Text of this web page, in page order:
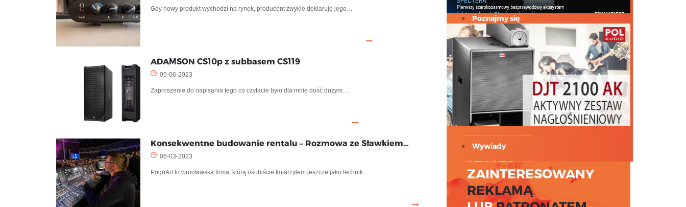
Poznajmy się
Profil
sennheiser
Światło
Testy
Wywiady
Gdy nowy produkt wychodzi na rynek, producent zwykle deklaruje jego…
ADAMSON CS10p z subbasem CS119
05-06-2023
Zaproszenie do napisania tego co czytacie było dla mnie dość dużym…
Konsekwentne budowanie rentalu – Rozmowa ze Sławkiem…
06-03-2023
PogoArt to wrocławska firma, którą osobiście kojarzyłem jeszcze jako technik…
JESTEŚ
ZAINTERESOWANY
REKLAMĄ